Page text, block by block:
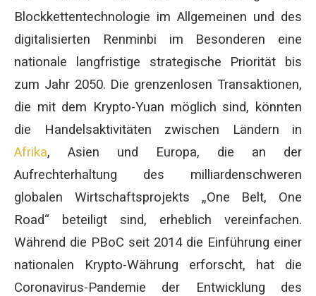
Blockkettentechnologie im Allgemeinen und des
digitalisierten Renminbi im Besonderen eine
nationale langfristige strategische Priorität bis
zum Jahr 2050. Die grenzenlosen Transaktionen,
die mit dem Krypto-Yuan möglich sind, könnten
die Handelsaktivitäten zwischen Ländern in
Afrika, Asien und Europa, die an der
Aufrechterhaltung des milliardenschweren
globalen Wirtschaftsprojekts „One Belt, One
Road“ beteiligt sind, erheblich vereinfachen.
Während die PBoC seit 2014 die Einführung einer
nationalen Krypto-Währung erforscht, hat die
Coronavirus-Pandemie der Entwicklung des